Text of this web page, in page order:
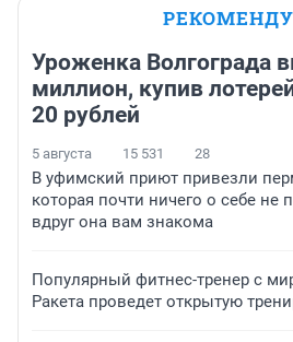
Уроженка Волгограда
миллион, купив
20 рублей
5 августа 15 531 28
В уфимский приют привезли
которая почти ничего о себе не
вдруг она вам знакома
Популярный фитнес-тренер с
Ракета проведет открытую